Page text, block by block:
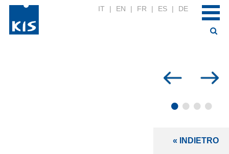
IT | EN | FR | ES | DE
••••
« INDIETRO